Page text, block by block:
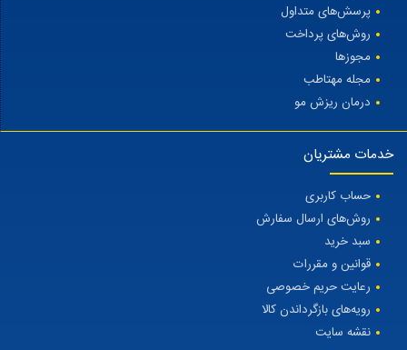
پرسش‌های متداول
روش‌های پرداخت
مجوزها
مجله مهتاطب
درمان ریزش مو
خدمات مشتریان
حساب کاربری
روش‌های ارسال سفارش
سبد خرید
قوانین و مقررات
رعایت حریم خصوصی
رویه‌های بازگرداندن کالا
نقشه سایت